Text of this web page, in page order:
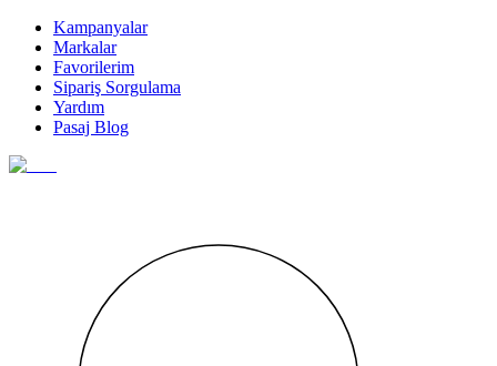
Kampanyalar
Markalar
Favorilerim
Sipariş Sorgulama
Yardım
Pasaj Blog